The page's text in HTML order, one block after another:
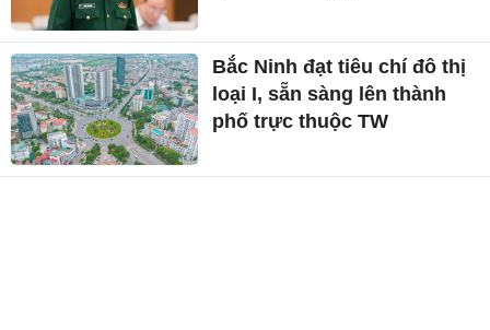
Bắc Ninh đạt tiêu chí đô thị
loại I, sẵn sàng lên thành
phố trực thuộc TW